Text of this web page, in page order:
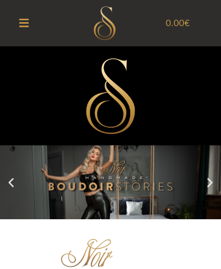
0.00€